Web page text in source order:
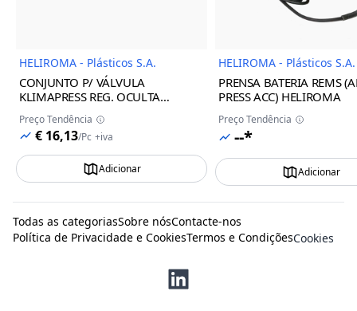
HELIROMA - Plásticos S.A.
CONJUNTO P/ VÁLVULA
KLIMAPRESS REG. OCULTA
BRANCA 16/32 HELIROMA
Preço Tendência
€ 16,13/Pc +iva
Adicionar
HELIROMA - Plásticos S.A.
PRENSA BATERIA REMS
PRESS ACC) HELIROMA
Preço Tendência
--*
Adicionar
Todas as categoriasSobre nósContacte-nos
Política de Privacidade e CookiesTermos e CondiçõesCookies